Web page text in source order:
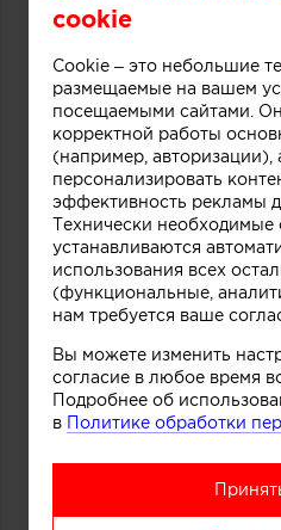
cookie
Cookie – это небольшие
размещаемые на вашем
посещаемыми сайтами.
корректной работы
(например, авторизации),
персонализировать
эффективность рекламы
Технически необходимые
устанавливаются
использования всех
(функциональные,
нам требуется ваше
Вы можете изменить
согласие в любое время
Подробнее об
в Политике обработки